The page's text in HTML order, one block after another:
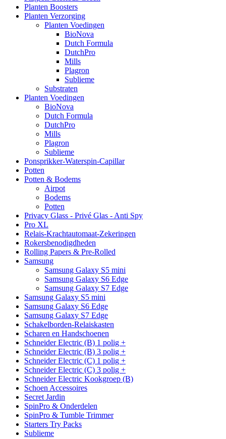
Planten Boosters
Planten Verzorging
Planten Voedingen
BioNova
Dutch Formula
DutchPro
Mills
Plagron
Sublieme
Substraten
Planten Voedingen
BioNova
Dutch Formula
DutchPro
Mills
Plagron
Sublieme
Ponsprikker-Waterspin-Capillar
Potten
Potten & Bodems
Airpot
Bodems
Potten
Privacy Glass - Privé Glas - Anti Spy
Pro XL
Relais-Krachtautomaat-Zekeringen
Rokersbenodigdheden
Rolling Papers & Pre-Rolled
Samsung
Samsung Galaxy S5 mini
Samsung Galaxy S6 Edge
Samsung Galaxy S7 Edge
Samsung Galaxy S5 mini
Samsung Galaxy S6 Edge
Samsung Galaxy S7 Edge
Schakelborden-Relaiskasten
Scharen en Handschoenen
Schneider Electric (B) 1 polig +
Schneider Electric (B) 3 polig +
Schneider Electric (C) 1 polig +
Schneider Electric (C) 3 polig +
Schneider Electric Kookgroep (B)
Schoen Accessoires
Secret Jardin
SpinPro & Onderdelen
SpinPro & Tumble Trimmer
Starters Try Packs
Sublieme